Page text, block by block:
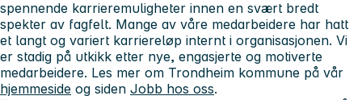
spennende karrieremuligheter innen en svært bredt
spekter av fagfelt. Mange av våre medarbeidere har hatt
et langt og variert karriereløp internt i organisasjonen. Vi
er stadig på utkikk etter nye, engasjerte og motiverte
medarbeidere. Les mer om Trondheim kommune på vår
hjemmeside og siden Jobb hos oss.